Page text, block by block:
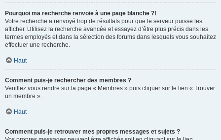
Pourquoi ma recherche renvoie à une page blanche ?!
Votre recherche a renvoyé trop de résultats pour que le serveur puisse les
afficher. Utilisez la recherche avancée et essayez d’être plus précis dans les
termes employés et dans la sélection des forums dans lesquels vous souhaitez
effectuer une recherche.
Haut
Comment puis-je rechercher des membres ?
Veuillez vous rendre sur la page « Membres » puis cliquer sur le lien « Trouver
un membre ».
Haut
Comment puis-je retrouver mes propres messages et sujets ?